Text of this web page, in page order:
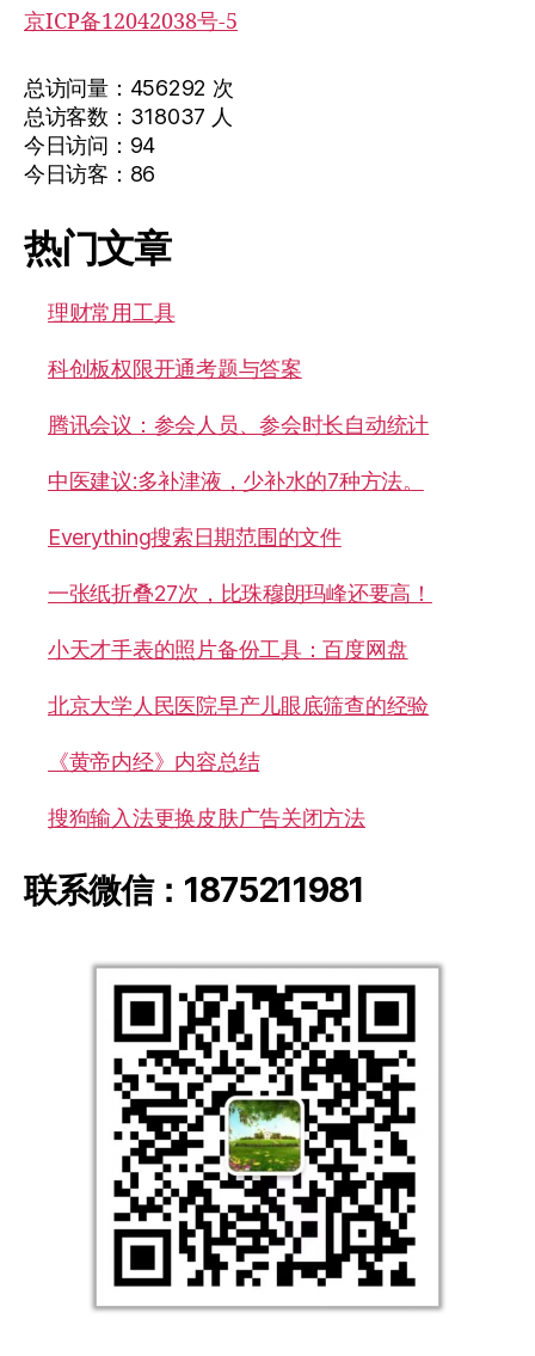
京ICP备12042038号-5
总访问量：456292 次
总访客数：318037 人
今日访问：94
今日访客：86
热门文章
理财常用工具
科创板权限开通考题与答案
腾讯会议：参会人员、参会时长自动统计
中医建议:多补津液，少补水的7种方法。
Everything搜索日期范围的文件
一张纸折叠27次，比珠穆朗玛峰还要高！
小天才手表的照片备份工具：百度网盘
北京大学人民医院早产儿眼底筛查的经验
《黄帝内经》内容总结
搜狗输入法更换皮肤广告关闭方法
联系微信：1875211981